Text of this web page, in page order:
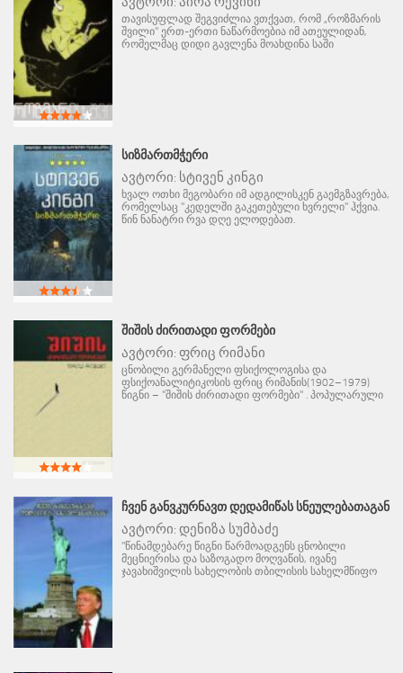
თავისუფლად შეგვიძლია ვთქვათ, რომ „როზმარის
შვილი" ერთ-ერთი ნაწარმოებია იმ ათეულიდან,
რომელმაც დიდი გავლენა მოახდინა საში
ᲡᲘᲖᲛᲐᲠᲗᲛᲭᲔᲠᲘ
ავტორი: სტივენ კინგი
ხვალ ოთხი მეგობარი იმ ადგილისკენ გაემგზავრება,
რომელსაც "კედელში გაკეთებული ხვრელი" ჰქვია.
წინ ნანატრი რვა დღე ელოდებათ.
ᲨᲘᲨᲘᲡ ᲫᲘᲠᲘᲗᲐᲓᲘ ᲤᲝᲠᲛᲔᲑᲘ
ავტორი: ფრიც რიმანი
ცნობილი გერმანელი ფსიქოლოგისა და
ფსიქოანალიტიკოსის ფრიც რიმანის(1902–1979)
წიგნი – "შიშის ძირითადი ფორმები" . პოპულარული
ᲩᲕᲔᲜ ᲒᲐᲜᲕᲙᲣᲠᲜᲐᲕᲗ ᲓᲔᲓᲐᲛᲘᲬᲐᲡ ᲡᲜᲔᲣᲚᲔᲑᲐᲗᲐᲒᲐᲜ
ავტორი: დენიზა სუმბაძე
"წინამდებარე წიგნი წარმოადგენს ცნობილი
მეცნიერისა და საზოგადო მოღვაწის, ივანე
ჯავახიშვილის სახელობის თბილისის სახელმწიფო